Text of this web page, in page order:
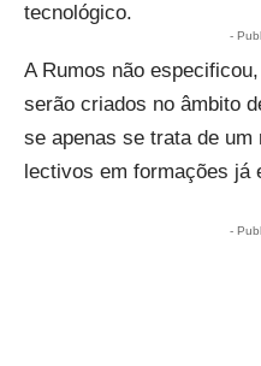
tecnológico.
-
A Rumos não
serão criados no âmbito
se apenas se trata de um
lectivos em formações já
-